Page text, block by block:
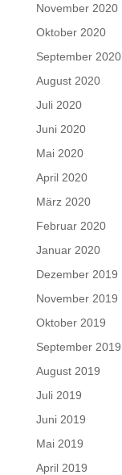
November 2020
Oktober 2020
September 2020
August 2020
Juli 2020
Juni 2020
Mai 2020
April 2020
März 2020
Februar 2020
Januar 2020
Dezember 2019
November 2019
Oktober 2019
September 2019
August 2019
Juli 2019
Juni 2019
Mai 2019
April 2019